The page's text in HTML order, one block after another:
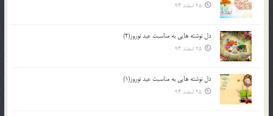
25 اسفند 94
دل نوشته هایی به مناسبت عید نوروز(2)
25 اسفند 94
دل نوشته هایی به مناسبت عید نوروز(1)
25 اسفند 94